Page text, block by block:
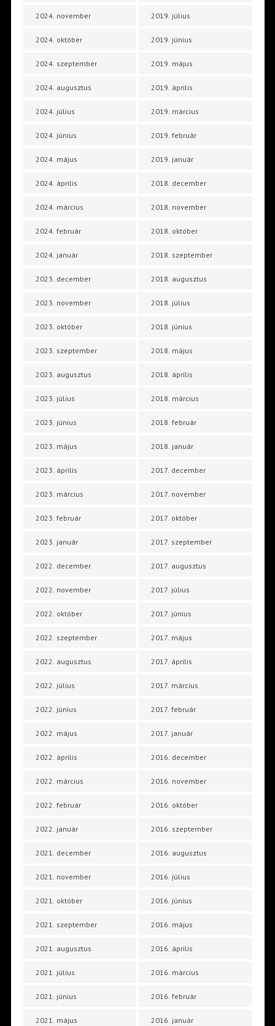
2024. november
2024. október
2024. szeptember
2024. augusztus
2024. július
2024. június
2024. május
2024. április
2024. március
2024. február
2024. január
2023. december
2023. november
2023. október
2023. szeptember
2023. augusztus
2023. július
2023. június
2023. május
2023. április
2023. március
2023. február
2023. január
2022. december
2022. november
2022. október
2022. szeptember
2022. augusztus
2022. július
2022. június
2022. május
2022. április
2022. március
2022. február
2022. január
2021. december
2021. november
2021. október
2021. szeptember
2021. augusztus
2021. július
2021. június
2021. május
2019. július
2019. június
2019. május
2019. április
2019. március
2019. február
2019. január
2018. december
2018. november
2018. október
2018. szeptember
2018. augusztus
2018. július
2018. június
2018. május
2018. április
2018. március
2018. február
2018. január
2017. december
2017. november
2017. október
2017. szeptember
2017. augusztus
2017. július
2017. június
2017. május
2017. április
2017. március
2017. február
2017. január
2016. december
2016. november
2016. október
2016. szeptember
2016. augusztus
2016. július
2016. június
2016. május
2016. április
2016. március
2016. február
2016. január